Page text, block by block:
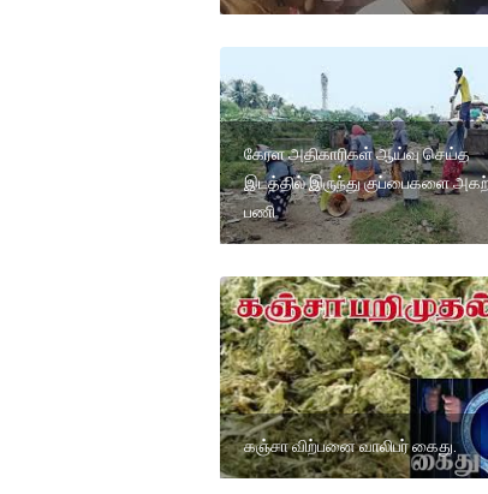
கேரள அதிகாரிகள் ஆய்வு செய்த
இடத்தில் இருந்து குப்பைகளை
பணி
கஞ்சா விற்பனை வாலிபர் கைது.